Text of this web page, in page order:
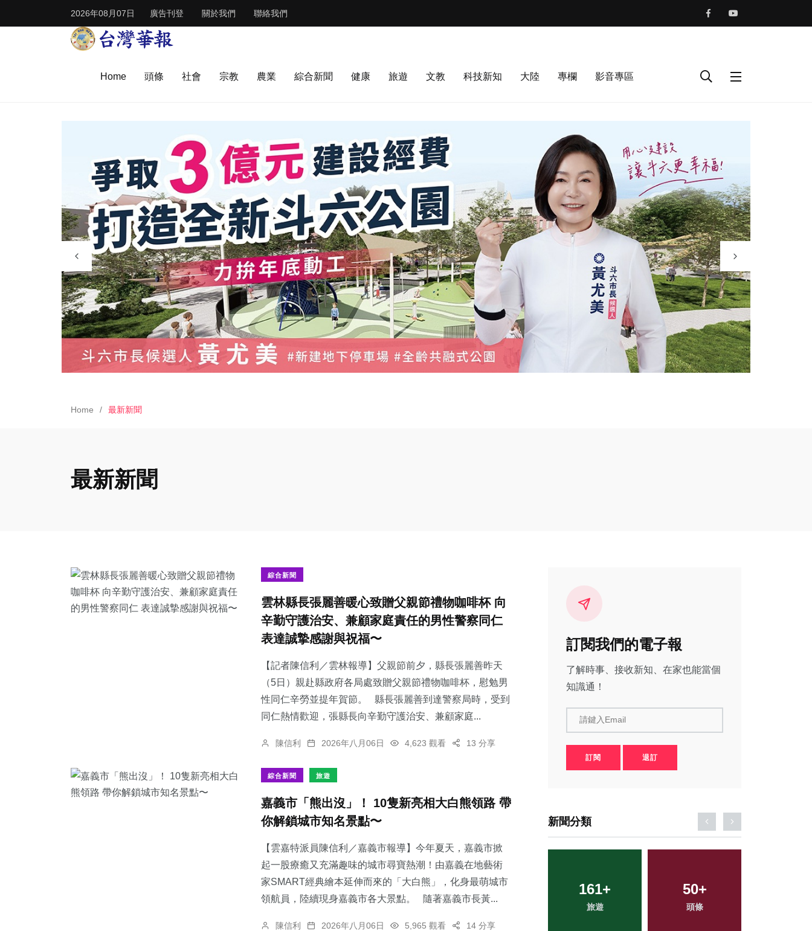
2026年08月07日 廣告刊登 關於我們 聯絡我們
Home 頭條 社會 宗教 農業 綜合新聞 健康 旅遊 文教 科技新知 大陸 專欄 影音專區
Home 最新新聞
最新新聞
綜合新聞
雲林縣長張麗善暖心致贈父親節禮物咖啡杯 向
辛勤守護治安、兼顧家庭責任的男性警察同仁
表達誠摯感謝與祝福〜
【記者陳信利／雲林報導】父親節前夕，縣長張麗善昨天
（5日）親赴縣政府各局處致贈父親節禮物咖啡杯，慰勉男
性同仁辛勞並提年賀節。 縣長張麗善到達警察局時，受到
同仁熱情歡迎，張縣長向辛勤守護治安、兼顧家庭...
陳信利 2026年八月06日 4,623 觀看 13 分享
綜合新聞 旅遊
嘉義市「熊出沒」！ 10隻新亮相大白熊領路 帶
你解鎖城市知名景點〜
【雲嘉特派員陳信利／嘉義市報導】今年夏天，嘉義市掀
起一股療癒又充滿趣味的城市尋寶熱潮！由嘉義在地藝術
家SMART經典繪本延伸而來的「大白熊」，化身最萌城市
領航員，陸續現身嘉義市各大景點。 隨著嘉義市長黃...
陳信利 2026年八月06日 5,965 觀看 14 分享
訂閱我們的電子報
了解時事、接收新知、在家也能當個
知識通！
請鍵入Email
訂閱 退訂
新聞分類
73+
農業
161+
旅遊
50+
頭條
65+
宗教
34+
科技新知